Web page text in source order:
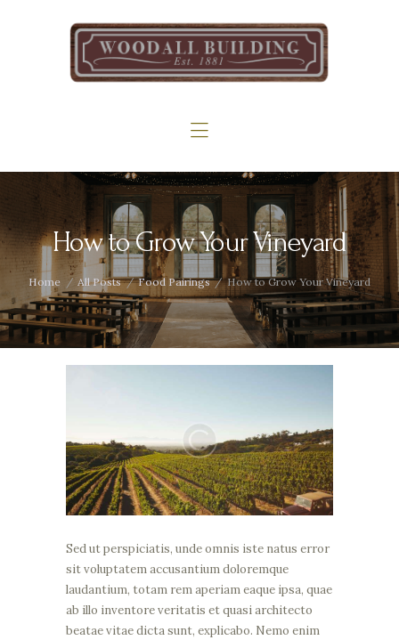
How to Grow Your Vineyard
Home All Posts Food Pairings How to Grow Your Vineyard
The Woodall
Gallery
Sed ut perspiciatis, unde omnis iste natus error
sit voluptatem accusantium doloremque
laudantium, totam rem aperiam eaque ipsa, quae
ab illo inventore veritatis et quasi architecto
beatae vitae dicta sunt, explicabo. Nemo enim